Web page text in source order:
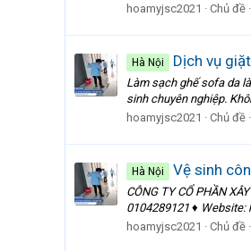
hoamyjsc2021
Chủ đề
Hà Nội Dịch vụ
Làm sạch ghế sofa da
sinh chuyên nghiệp.
hoamyjsc2021
Chủ đề
Hà Nội Vệ sinh
CÔNG TY CỔ PHẦN
0104289121 ♦ Website:
hoamyjsc2021
Chủ đề